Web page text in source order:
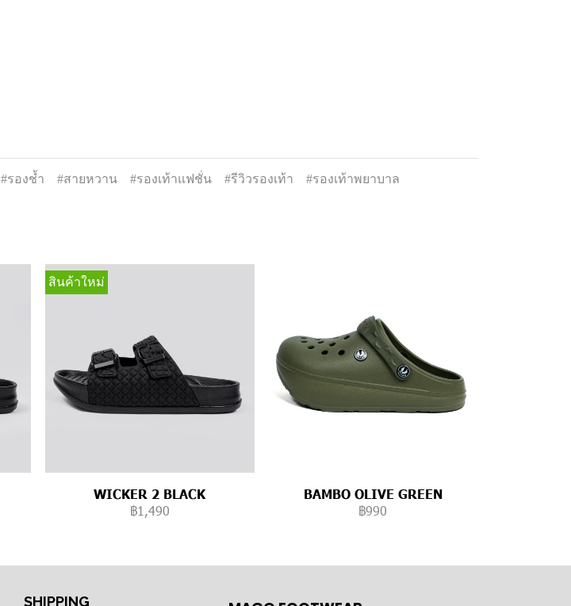
#รองช้ำ #สายหวาน #รองเท้าแฟชั่น #รีวิวรองเท้า
#รองเท้าพยาบาล
สินค้าใหม่
WICKER 2 BLACK
฿1,490
BAMBO OLIVE GREEN
฿990
SHIPPING